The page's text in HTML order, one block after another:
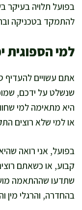
בפועל תלויה בעיקר
להתמקד בטכניקה
למי הספוגית
אתם עשויים להעדיף
שנשלט על ידכם,
היא מתאימה למי
או למי שלא רוצים
בפועל, אני רואה
קבוע, או כשאתם
שתדעו שההתאמה
בהחדרה, והרגלי מין